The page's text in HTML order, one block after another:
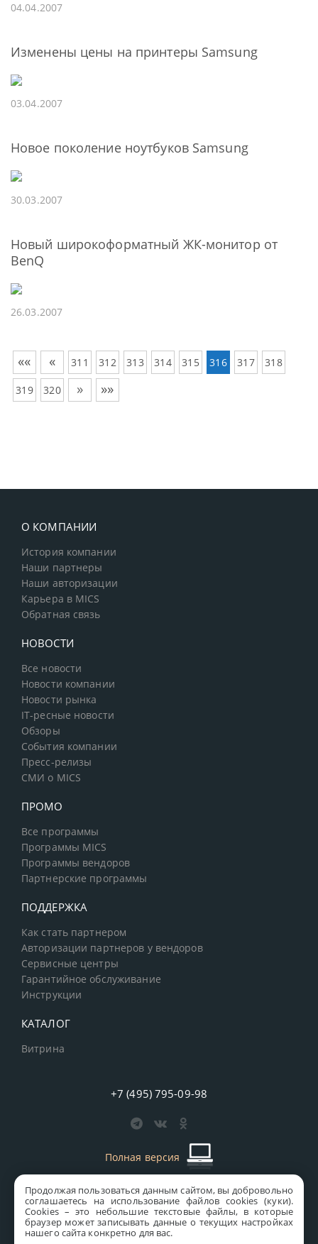
Продолжая пользоваться данным сайтом, вы добровольно
соглашаетесь на использование файлов cookies (куки).
Сookies – это небольшие текстовые файлы, в которые
браузер может записывать данные о текущих настройках
нашего сайта конкретно для вас.
04.04.2007
Изменены цены на принтеры Samsung
03.04.2007
Новое поколение ноутбуков Samsung
30.03.2007
Новый широкоформатный ЖК-монитор от
BenQ
26.03.2007
«« « 311 312 313 314 315 316 317 318
319 320 » »»
О КОМПАНИИ
История компании
Наши партнеры
Наши авторизации
Карьера в MICS
Обратная связь
НОВОСТИ
Все новости
Новости компании
Новости рынка
IT-ресные новости
Обзоры
События компании
Пресс-релизы
СМИ о MICS
ПРОМО
Все программы
Программы MICS
Программы вендоров
Партнерские программы
ПОДДЕРЖКА
Как стать партнером
Авторизации партнеров у вендоров
Сервисные центры
Гарантийное обслуживание
Инструкции
КАТАЛОГ
Витрина
+7 (495) 795-09-98
Полная версия
старая версия сайтаMICS
Все права защищены © 1997-2026 MICS Distribution Company
Правовая информация